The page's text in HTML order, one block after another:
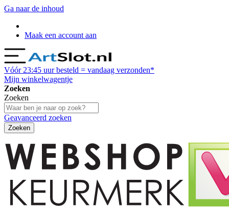
Ga naar de inhoud
Maak een account aan
Vóór 23:45 uur besteld = vandaag verzonden*
Mijn winkelwagentje
Zoeken
Zoeken
Geavanceerd zoeken
Zoeken